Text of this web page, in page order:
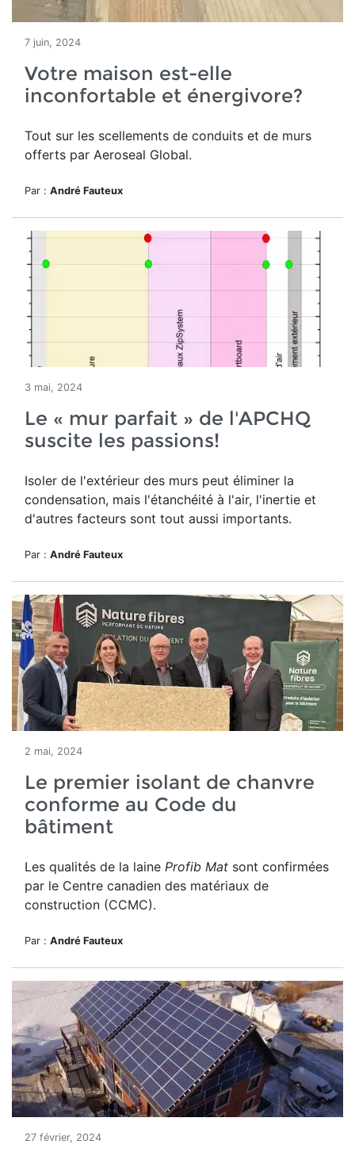
7 juin, 2024
Votre maison est-elle
inconfortable et énergivore?
Tout sur les scellements de conduits et de murs
offerts par Aeroseal Global.
Par : André Fauteux
3 mai, 2024
Le « mur parfait » de l'APCHQ
suscite les passions!
Isoler de l'extérieur des murs peut éliminer la
condensation, mais l'étanchéité à l'air, l'inertie et
d'autres facteurs sont tout aussi importants.
Par : André Fauteux
2 mai, 2024
Le premier isolant de chanvre
conforme au Code du
bâtiment
Les qualités de la laine Profib Mat sont confirmées
par le Centre canadien des matériaux de
construction (CCMC).
Par : André Fauteux
27 février, 2024